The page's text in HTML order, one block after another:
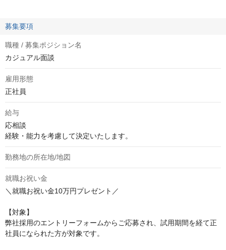
募集要項
職種 / 募集ポジション名
カジュアル面談
雇用形態
正社員
給与
応相談
経験・能力を考慮して決定いたします。
勤務地の所在地/地図
就職お祝い金
＼就職お祝い金10万円プレゼント／
【対象】
弊社採用のエントリーフォームからご応募され、試用期間を経て正
社員になられた方が対象です。